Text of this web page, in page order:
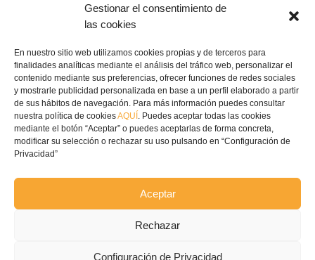
Gestionar el consentimiento de
las cookies
En nuestro sitio web utilizamos cookies propias y de terceros para
finalidades analíticas mediante el análisis del tráfico web, personalizar el
contenido mediante sus preferencias, ofrecer funciones de redes sociales
y mostrarle publicidad personalizada en base a un perfil elaborado a partir
de sus hábitos de navegación. Para más información puedes consultar
nuestra política de cookiesAQUÍ . Puedes aceptar todas las cookies
mediante el botón “Aceptar” o puedes aceptarlas de forma concreta,
modificar su selección o rechazar su uso pulsando en “Configuración de
Privacidad”
Aceptar
Rechazar
Configuración de Privacidad
Pedroñeras, Cuenca
 contacto@ecofricalia.com